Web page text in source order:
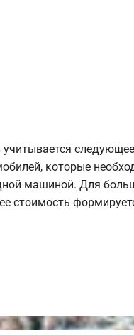
которые
машиной. Для
стоимость